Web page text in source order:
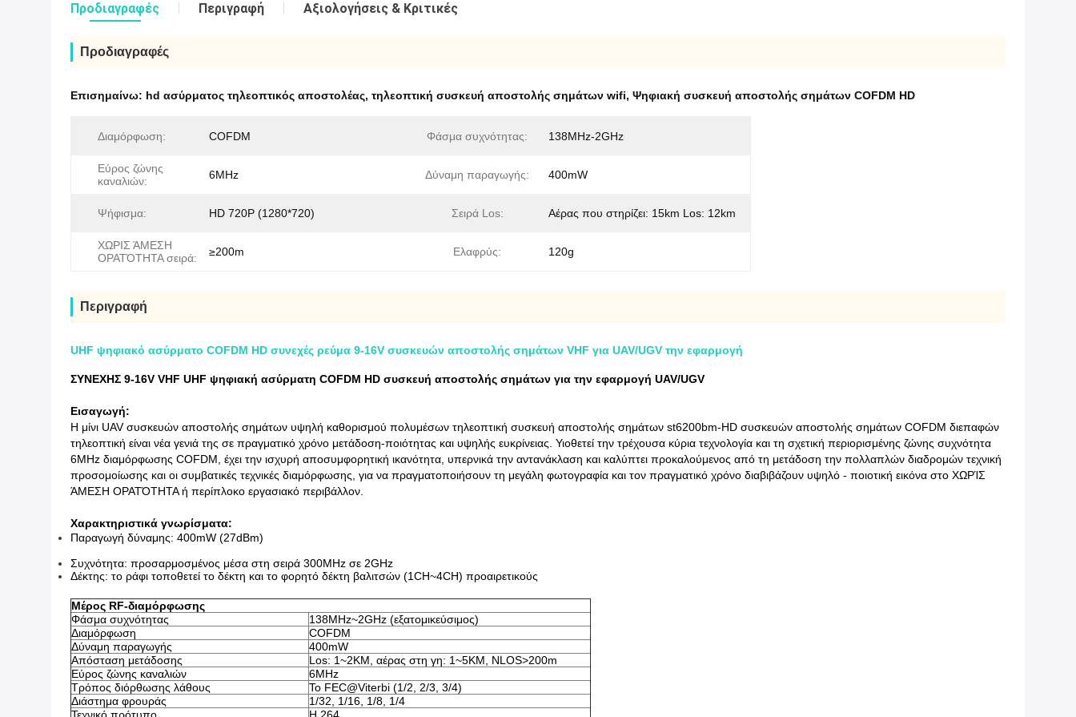
Προδιαγραφές Περιγραφή Αξιολογήσεις & Κριτικές
Προδιαγραφές
Επισημαίνω: hd ασύρματος τηλεοπτικός αποστολέας, τηλεοπτική συσκευή αποστολής σημάτων wifi, Ψηφιακή συσκευή αποστολής σημάτων COFDM HD
Διαμόρφωση: COFDM Φάσμα συχνότητας: 138MHz-2GHz
Εύρος ζώνης
καναλιών:
6MHz Δύναμη παραγωγής: 400mW
Ψήφισμα: HD 720P (1280*720) Σειρά Los: Αέρας που στηρίζει: 15km Los: 12km
ΧΩΡΙΣ ΆΜΕΣΗ
ΟΡΑΤΌΤΗΤΑ σειρά:
≥200m Ελαφρύς: 120g
Περιγραφή
UHF ψηφιακό ασύρματο COFDM HD συνεχές ρεύμα 9-16V συσκευών αποστολής σημάτων VHF για UAV/UGV την εφαρμογή
ΣΥΝΕΧΗΣ 9-16V VHF UHF ψηφιακή ασύρματη COFDM HD συσκευή αποστολής σημάτων για την εφαρμογή UAV/UGV
Εισαγωγή:
Η μίνι UAV συσκευών αποστολής σημάτων υψηλή καθορισμού πολυμέσων τηλεοπτική συσκευή αποστολής σημάτων st6200bm-HD συσκευών αποστολής σημάτων COFDM διεπαφών
τηλεοπτική είναι νέα γενιά της σε πραγματικό χρόνο μετάδοση-ποιότητας και υψηλής ευκρίνειας. Υιοθετεί την τρέχουσα κύρια τεχνολογία και τη σχετική περιορισμένης ζώνης συχνότητα
6MHz διαμόρφωσης COFDM, έχει την ισχυρή αποσυμφορητική ικανότητα, υπερνικά την αντανάκλαση και καλύπτει προκαλούμενος από τη μετάδοση την πολλαπλών διαδρομών τεχνική
προσομοίωσης και οι συμβατικές τεχνικές διαμόρφωσης, για να πραγματοποιήσουν τη μεγάλη φωτογραφία και τον πραγματικό χρόνο διαβιβάζουν υψηλό - ποιοτική εικόνα στο ΧΩΡΊΣ
ΆΜΕΣΗ ΟΡΑΤΌΤΗΤΑ ή περίπλοκο εργασιακό περιβάλλον.
Χαρακτηριστικά γνωρίσματα:
Παραγωγή δύναμης: 400mW (27dBm)
Συχνότητα: προσαρμοσμένος μέσα στη σειρά 300MHz σε 2GHz
Δέκτης: το ράφι τοποθετεί το δέκτη και το φορητό δέκτη βαλιτσών (1CH~4CH) προαιρετικούς
Μέρος RF-διαμόρφωσης
Φάσμα συχνότητας
138MHz~2GHz (εξατομικεύσιμος)
Διαμόρφωση
COFDM
Δύναμη παραγωγής
400mW
Απόσταση μετάδοσης
Los: 1~2KM, αέρας στη γη: 1~5KM, NLOS>200m
Εύρος ζώνης καναλιών
6MHz
Τρόπος διόρθωσης λάθους
Το FEC@Viterbi (1/2, 2/3, 3/4)
Διάστημα φρουράς
1/32, 1/16, 1/8, 1/4